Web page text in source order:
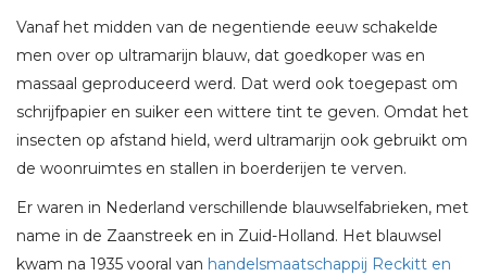
Vanaf het midden van de negentiende eeuw schakelde
men over op ultramarijn blauw, dat goedkoper was en
massaal geproduceerd werd. Dat werd ook toegepast om
schrijfpapier en suiker een wittere tint te geven. Omdat het
insecten op afstand hield, werd ultramarijn ook gebruikt om
de woonruimtes en stallen in boerderijen te verven.
Er waren in Nederland verschillende blauwselfabrieken, met
name in de Zaanstreek en in Zuid-Holland. Het blauwsel
kwam na 1935 vooral van handelsmaatschappij Reckitt en